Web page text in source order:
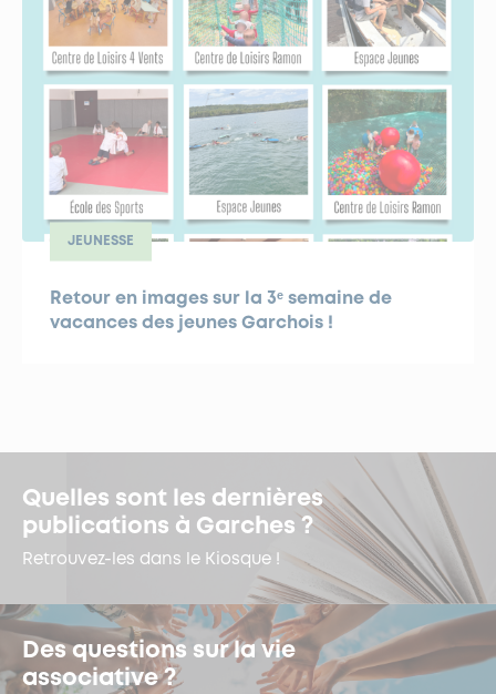
JEUNESSE
Retour en images sur la 3ᵉ semaine de
vacances des jeunes Garchois !
Quelles sont les dernières
publications à Garches ?
Retrouvez-les dans le Kiosque !
Des questions sur la vie
associative ?